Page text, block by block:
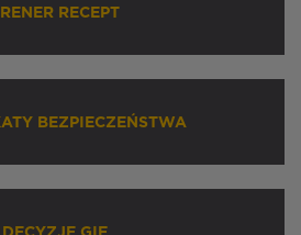
RECEPT
BEZPIECZEŃSTWA